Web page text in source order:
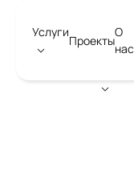
Услуги
Проекты
О
нас